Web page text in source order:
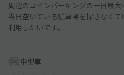
周辺のコインパーキングの一日最大
当日空いている駐車場を探さなく
利用したいです。
中型車